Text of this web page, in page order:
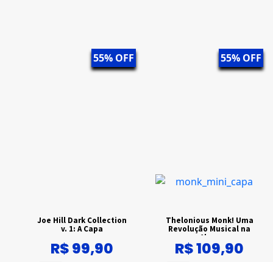
55% OFF
Joe Hill Dark Collection
v. 1: A Capa
R$ 99,90
55% OFF
Thelonious Monk! Uma
Revolução Musical na
Alma
R$ 109,90